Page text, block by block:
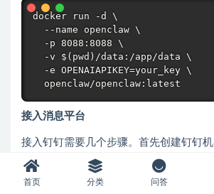
docker run -d \
  --name openclaw \
  -p 8088:8088 \
  -v $(pwd)/data:/app/data \
  -e OPENAIAPIKEY=your_key \
接入消息平台
接入钉钉需要几个步骤。首先创建钉钉
Webhook地址。然后在OpenClaw中配
测试连接是否正常。
首页 分类 问答